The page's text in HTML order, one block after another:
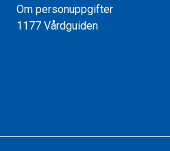
Om personuppgifter
1177 Vårdguiden